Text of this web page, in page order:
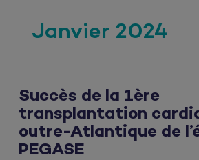
Janvier 2024
Succès de la 1ère
transplantation
outre-Atlantique de
PEGASE